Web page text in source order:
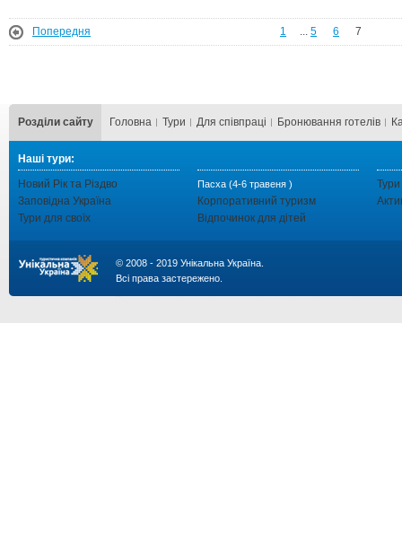
Попередня 1 ... 5 6 7
Розділи сайту Головна Тури Для cпівпраці Бронювання готелів
Наші тури:
Новий Рік та Різдво
Заповідна Україна
Тури для своїх
Пасха (4-6 травеня )
Корпоративний туризм
Відпочинок для дітей
Тури
© 2008 - 2019 Унікальна Україна.
Всі права застережено.